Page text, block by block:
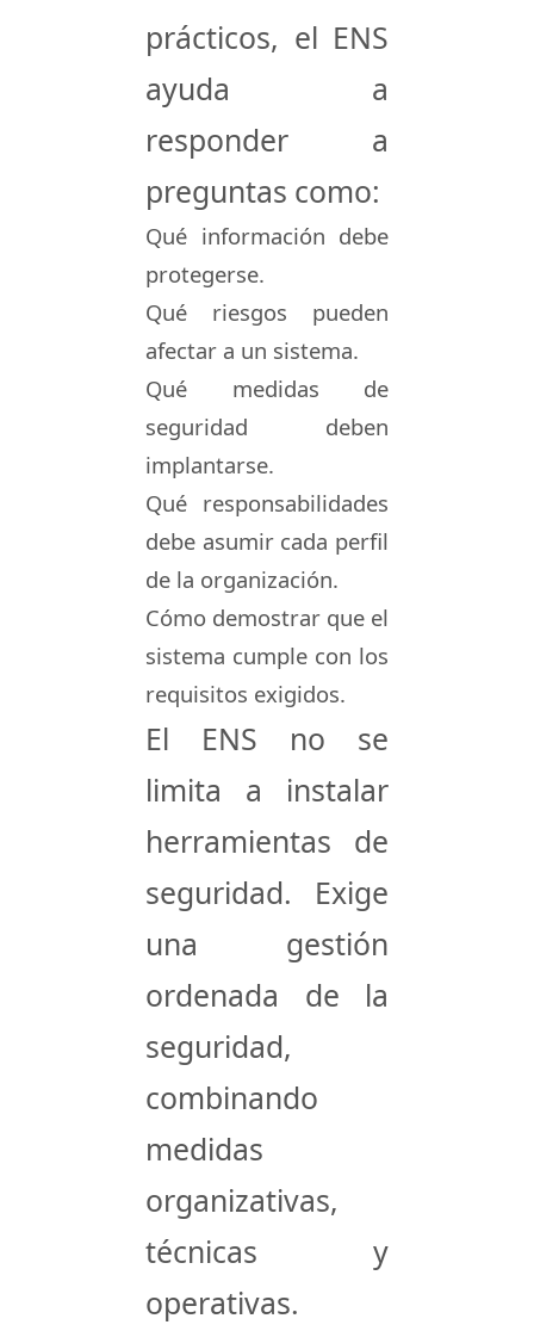
prácticos, el ENS
ayuda a
responder a
preguntas como:
Qué información debe
protegerse.
Qué riesgos pueden
afectar a un sistema.
Qué medidas de
seguridad deben
implantarse.
Qué responsabilidades
debe asumir cada perfil
de la organización.
Cómo demostrar que el
sistema cumple con los
requisitos exigidos.
El ENS no se
limita a instalar
herramientas de
seguridad. Exige
una gestión
ordenada de la
seguridad,
combinando
medidas
organizativas,
técnicas y
operativas.